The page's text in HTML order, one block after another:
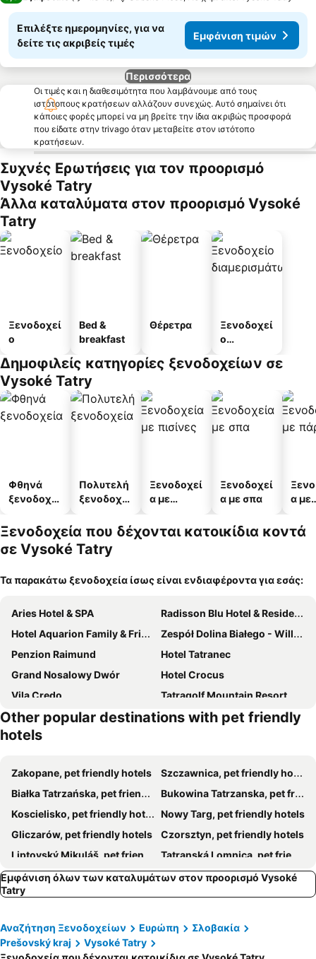
Επιλέξτε ημερομηνίες, για να
δείτε τις ακριβείς τιμές
Εμφάνιση τιμών
Περισσότερα
Οι τιμές και η διαθεσιμότητα που λαμβάνουμε από τους
ιστότοπους κρατήσεων αλλάζουν συνεχώς. Αυτό σημαίνει ότι
κάποιες φορές μπορεί να μη βρείτε την ίδια ακριβώς προσφορά
που είδατε στην trivago όταν μεταβείτε στον ιστότοπο
κρατήσεων.
Συχνές Ερωτήσεις για τον προορισμό
Vysoké Tatry
Άλλα καταλύματα στον προορισμό Vysoké
Tatry
Ξενοδοχεί
ο
Bed &
breakfast
Θέρετρα
Ξενοδοχεί
ο
άτων
Δημοφιλείς κατηγορίες ξενοδοχείων σε
Vysoké Tatry
Φθηνά
ξενοδοχεί
Πολυτελή
ξενοδοχεί
Ξενοδοχεί
α με
Ξενοδοχεί
α με σπα
α με
Ξενοδοχεία που δέχονται κατοικίδια κοντά
σε Vysoké Tatry
Τα παρακάτω ξενοδοχεία ίσως είναι ενδιαφέροντα για εσάς:
Aries Hotel & SPA
Radisson Blu Hotel & Residences Zakopane
Hotel Aquarion Family & Friends - Destigo Hotels
Zespół Dolina Białego - Willa Pan Tadeusz
Penzion Raimund
Hotel Tatranec
Grand Nosalowy Dwór
Hotel Crocus
Vila Credo
Tatragolf Mountain Resort
Pensjonat u Ani
Hotel Tatra
Hotel BUKOVINA
Bachleda Residence Zakopane
Resort Kasprowy Wierch
Dom Wczasowy Jasny Palac
Tatrytop Kaszelewski
Other popular destinations with pet friendly
hotels
Zakopane, pet friendly hotels
Szczawnica, pet friendly hotels
Białka Tatrzańska, pet friendly hotels
Bukowina Tatrzanska, pet friendly hotels
Koscielisko, pet friendly hotels
Nowy Targ, pet friendly hotels
Gliczarów, pet friendly hotels
Czorsztyn, pet friendly hotels
Liptovský Mikuláš, pet friendly hotels
Tatranská Lomnica, pet friendly hotels
Poronin, pet friendly hotels
Štrbské Pleso, pet friendly hotels
Poprad, pet friendly hotels
Bialy Dunajec, pet friendly hotels
Veľká Lomnica, pet friendly hotels
Niedzica, pet friendly hotels
Εμφάνιση όλων των καταλυμάτων στον προορισμό Vysoké
Tatry
Αναζήτηση Ξενοδοχείων Ευρώπη
Σλοβακία
Prešovský kraj
Vysoké Tatry